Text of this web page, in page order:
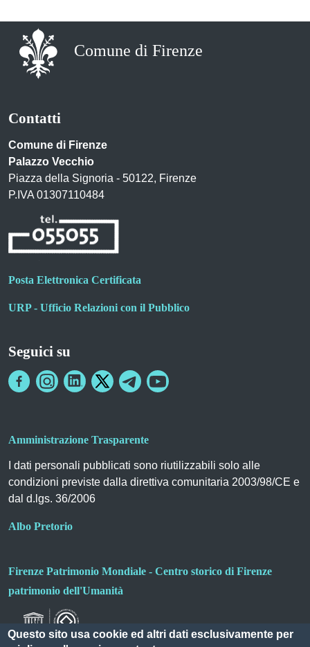
Comune di Firenze
Contatti
Comune di Firenze
Palazzo Vecchio
Piazza della Signoria - 50122, Firenze
P.IVA 01307110484
Posta Elettronica Certificata
URP - Ufficio Relazioni con il Pubblico
Seguici su
Amministrazione Trasparente
I dati personali pubblicati sono riutilizzabili solo alle
condizioni previste dalla direttiva comunitaria 2003/98/CE e
dal d.lgs. 36/2006
Albo Pretorio
Firenze Patrimonio Mondiale - Centro storico di Firenze
patrimonio dell'Umanità
Questo sito usa cookie ed altri dati esclusivamente per